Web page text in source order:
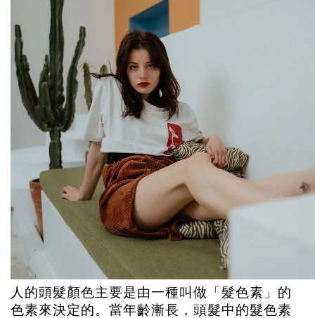
人的頭髮顏色主要是由一種叫做「髮色素」的
色素來決定的。當年齡漸長，頭髮中的髮色素